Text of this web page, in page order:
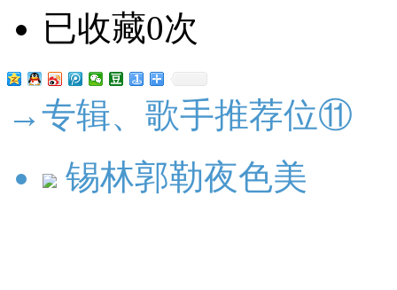
已收藏0次
→专辑、歌手推荐位⑪
锡林郭勒夜色美